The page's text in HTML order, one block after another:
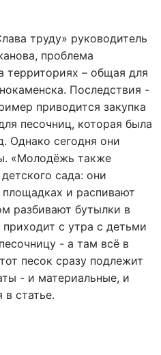
труду» руководитель
проблема
территориях – общая для
Последствия -
приводится закупка
песочниц, которая была
Однако сегодня они
«Молодёжь также
сада: они
и распивают
разбивают бутылки в
приходит с утра с детьми
- а там всё в
песок сразу подлежит
- и материальные, и
в статье.